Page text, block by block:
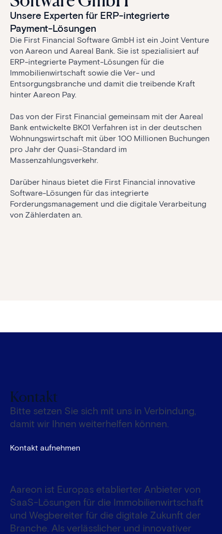
Unsere Experten für ERP-integrierte
Payment-Lösungen
Die First Financial Software GmbH ist ein Joint Venture
von Aareon und Aareal Bank. Sie ist spezialisiert auf
ERP-integrierte Payment-Lösungen für die
Immobilienwirtschaft sowie die Ver- und
Entsorgungsbranche und damit die treibende Kraft
hinter Aareon Pay.
Das von der First Financial gemeinsam mit der Aareal
Bank entwickelte BK01 Verfahren ist in der deutschen
Wohnungswirtschaft mit über 100 Millionen Buchungen
pro Jahr der Quasi-Standard im
Massenzahlungsverkehr.
Darüber hinaus bietet die First Financial innovative
Software-Lösungen für das integrierte
Forderungsmanagement und die digitale Verarbeitung
von Zählerdaten an.
Kontakt
Bitte setzen Sie sich mit uns in Verbindung,
damit wir Ihnen weiterhelfen können.
Kontakt aufnehmen
Aareon ist Europas etablierter Anbieter von
SaaS-Lösungen für die Immobilienwirtschaft
und Wegbereiter für die digitale Zukunft der
Branche. Als verlässlicher und innovativer